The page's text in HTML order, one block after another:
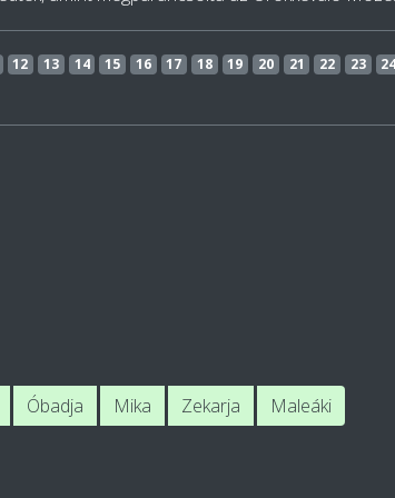
12 13 14 15 16 17 18 19 20 21 22 23 24
Óbadja Mika Zekarja Maleáki